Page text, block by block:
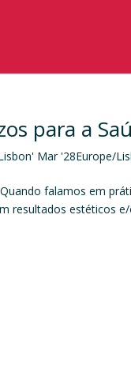
para a
Mar '28Europe/
falamos em
resultados estéticos